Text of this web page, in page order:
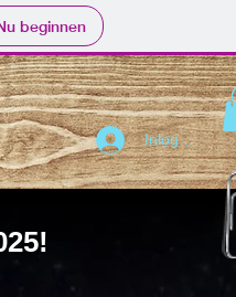
beginnen
Inloggen